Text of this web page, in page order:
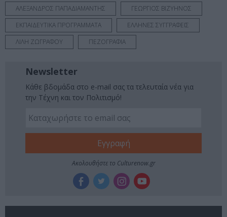
ΑΛΕΞΑΝΔΡΟΣ ΠΑΠΑΔΙΑΜΑΝΤΗΣ
ΓΕΩΡΓΙΟΣ ΒΙΖΥΗΝΟΣ
ΕΚΠΑΙΔΕΥΤΙΚΑ ΠΡΟΓΡΑΜΜΑΤΑ
ΕΛΛΗΝΕΣ ΣΥΓΓΡΑΦΕΙΣ
ΛΙΛΗ ΖΩΓΡΑΦΟΥ
ΠΕΖΟΓΡΑΦΙΑ
Newsletter
Κάθε βδομάδα στο e-mail σας τα τελευταία νέα για
την Τέχνη και τον Πολιτισμό!
Ακολουθήστε το Culturenow.gr